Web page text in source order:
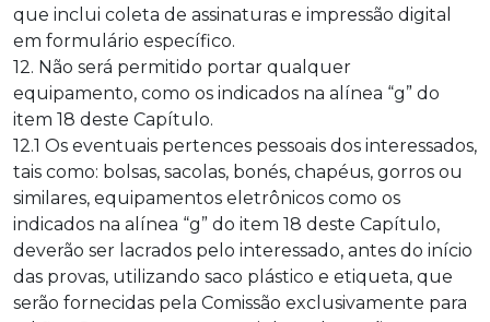
que inclui coleta de assinaturas e impressão digital
em formulário específico.
12. Não será permitido portar qualquer
equipamento, como os indicados na alínea “g” do
item 18 deste Capítulo.
12.1 Os eventuais pertences pessoais dos interessados,
tais como: bolsas, sacolas, bonés, chapéus, gorros ou
similares, equipamentos eletrônicos como os
indicados na alínea “g” do item 18 deste Capítulo,
deverão ser lacrados pelo interessado, antes do início
das provas, utilizando saco plástico e etiqueta, que
serão fornecidas pela Comissão exclusivamente para